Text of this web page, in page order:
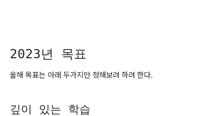
2023년 목표
올해 목표는 아래 두가지만 정해보려 하려 한다.
깊이 있는 학습